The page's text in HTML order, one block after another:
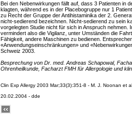
Bei den Nebenwirkungen fällt auf, dass 3 Patienten in
klagten, während es in der Placebogruppe nur 1
zu Recht der Gruppe der Antihistaminika der 2.
nicht-sedierend bezeichnen. Nicht-sedierend zu sein
vorgelegten Studie nicht für sich in Anspruch nehmen.
vermindert also die Vigilanz, unter Umständen die
Fähigkeit, andere Maschinen zu bedienen.
«Anwendungseinschränkungen» und
Schweiz 2003.
Besprechung von Dr. med. Andreas Schapowal,
Ohrenheilkunde, Facharzt FMH für Allergologie und
Clin Exp Allergy 2003 Mar;33(3):351-8 - M. J. Noonan et al
20.02.2004 - dde